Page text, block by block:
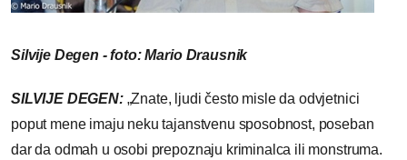
Silvije Degen - foto: Mario Drausnik
SILVIJE DEGEN:„Znate, ljudi često misle da odvjetnici
poput mene imaju neku tajanstvenu sposobnost, poseban
dar da odmah u osobi prepoznaju kriminalca ili monstruma.